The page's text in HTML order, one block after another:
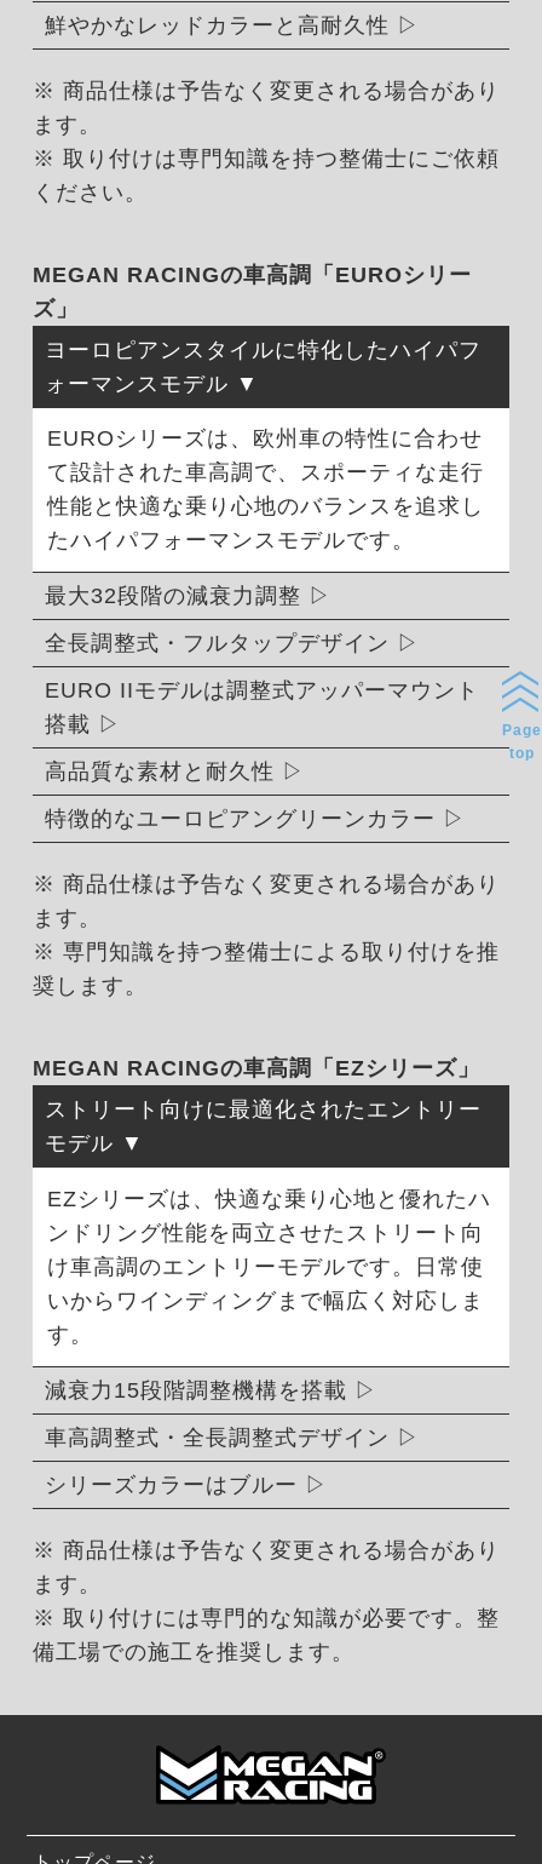
鮮やかなレッドカラーと高耐久性
※ 商品仕様は予告なく変更される場合があり
ます。
※ 取り付けは専門知識を持つ整備士にご依頼
ください。
MEGAN RACINGの車高調「EUROシリー
ズ」
ヨーロピアンスタイルに特化したハイパフ
ォーマンスモデル
EUROシリーズは、欧州車の特性に合わせ
て設計された車高調で、スポーティな走行
性能と快適な乗り心地のバランスを追求し
たハイパフォーマンスモデルです。
最大32段階の減衰力調整
全長調整式・フルタップデザイン
EURO IIモデルは調整式アッパーマウント
搭載
高品質な素材と耐久性
特徴的なユーロピアングリーンカラー
※ 商品仕様は予告なく変更される場合があり
ます。
※ 専門知識を持つ整備士による取り付けを推
奨します。
MEGAN RACINGの車高調「EZシリーズ」
ストリート向けに最適化されたエントリー
モデル
EZシリーズは、快適な乗り心地と優れたハ
ンドリング性能を両立させたストリート向
け車高調のエントリーモデルです。日常使
いからワインディングまで幅広く対応しま
す。
減衰力15段階調整機構を搭載
車高調整式・全長調整式デザイン
シリーズカラーはブルー
※ 商品仕様は予告なく変更される場合があり
ます。
※ 取り付けには専門的な知識が必要です。整
備工場での施工を推奨します。
Page
top